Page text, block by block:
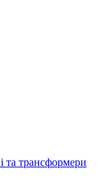
та трансформери